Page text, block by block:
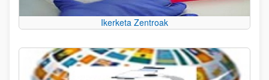
Ikerketa Zentroak